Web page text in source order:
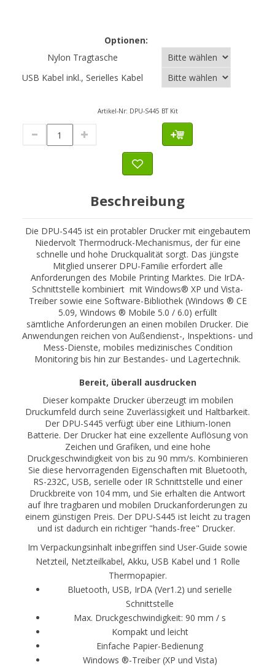
Optionen:
Nylon Tragtasche
USB Kabel inkl., Serielles Kabel
Artikel-Nr: DPU-S445 BT Kit
Beschreibung
Die DPU-S445 ist ein protabler Drucker mit eingebautem
Niedervolt Thermodruck-Mechanismus, der für eine
schnelle und hohe Druckqualität sorgt. Das jüngste
Mitglied unserer DPU-Familie erfordert alle
Anforderungen des Mobile Printing Marktes. Die IrDA-
Schnittstelle kombiniert mit Windows® XP und Vista-
Treiber sowie eine Software-Bibliothek (Windows ® CE
5.09, Windows ® Mobile 5.0 / 6.0) erfüllt
sämtliche Anforderungen an einen mobilen Drucker. Die
Anwendungen reichen von Außendienst-, Inspektions- und
Mess-Dienste, mobiles medizinisches Condition
Monitoring bis hin zur Bestandes- und Lagertechnik.
Bereit, überall ausdrucken
Dieser kompakte Drucker überzeugt im mobilen
Druckumfeld durch seine Zuverlässigkeit und Haltbarkeit.
Der DPU-S445 verfügt über eine Lithium-Ionen
Batterie. Der Drucker hat eine exzellente Auflösung von
Zeichen und Grafiken, und eine hohe
Druckgeschwindigkeit von bis zu 90 mm/s. Kombinieren
Sie diese hervorragenden Eigenschaften mit Bluetooth,
RS-232C, USB, serielle oder IR Schnittstelle und einer
Druckbreite von 104 mm, und Sie erhalten die Antwort
auf Ihre tragbaren und mobilen Druckanforderungen zu
einem günstigen Preis. Der DPU-S445 ist leicht zu tragen
und ist dadurch ein richtiger "hands-free" Drucker.
Im Verpackungsinhalt inbegriffen sind User-Guide sowie
Netzteil, Netzteilkabel, Akku, USB Kabel und 1 Rolle
Thermopapier.
Bluetooth, USB, IrDA (Ver1.2) und serielle
Schnittstelle
Max. Druckgeschwindigkeit: 90 mm / s
Kompakt und leicht
Einfache Papier-Bedienung
Windows ®-Treiber (XP und Vista)